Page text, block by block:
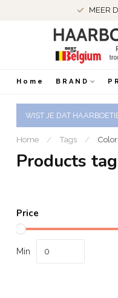
MEER
Home BRAND
WIST JE DAT
Home / Tags /
Products
Price
Min